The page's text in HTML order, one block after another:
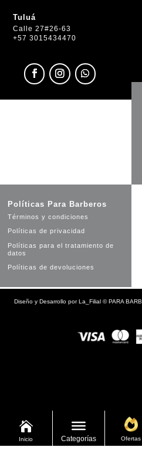
Tuluá
Calle 27#26-63
+57 3015434470
Políticas Para Barberos
Términos y condiciones
Políticas de privacidad
Políticas para el tratamiento de
datos
Políticas de devoluciones
Diseño y Desarrollo porLa_Filial ©PARA

Inicio Categorías Ofertas